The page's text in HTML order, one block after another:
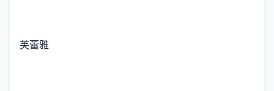
芙蕾雅